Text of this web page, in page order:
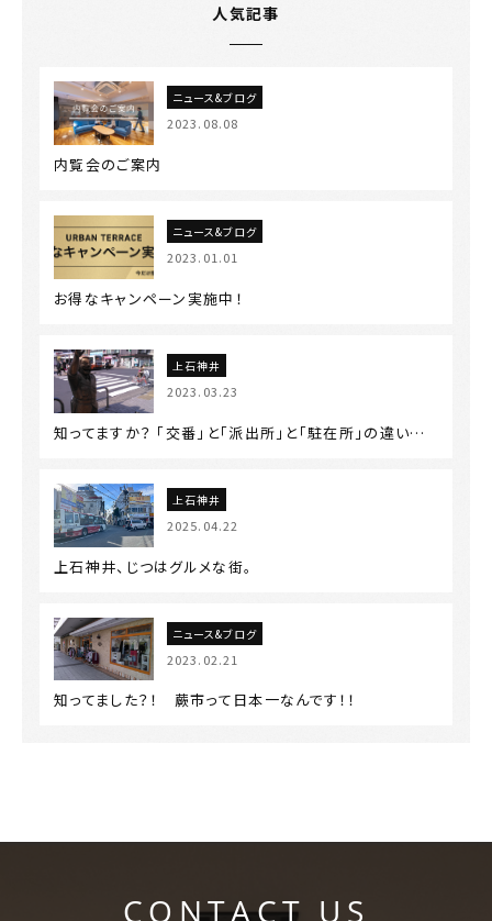
人気記事
ニュース&ブログ
2023.08.08
内覧会のご案内
ニュース&ブログ
2023.01.01
お得なキャンペーン実施中！
上石神井
2023.03.23
知ってますか？ 「交番」と「派出所」と「駐在所」の違い…
上石神井
2025.04.22
上石神井、じつはグルメな街。
ニュース&ブログ
2023.02.21
知ってました？！ 蕨市って日本一なんです！！
CONTACT US